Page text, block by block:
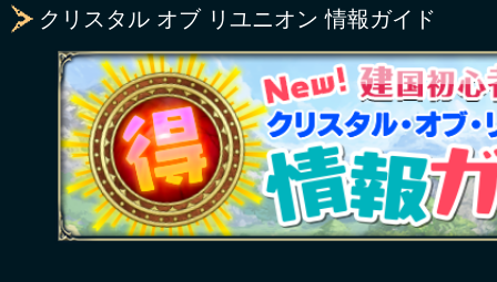
クリスタル オブ リユニオン 情報ガイド